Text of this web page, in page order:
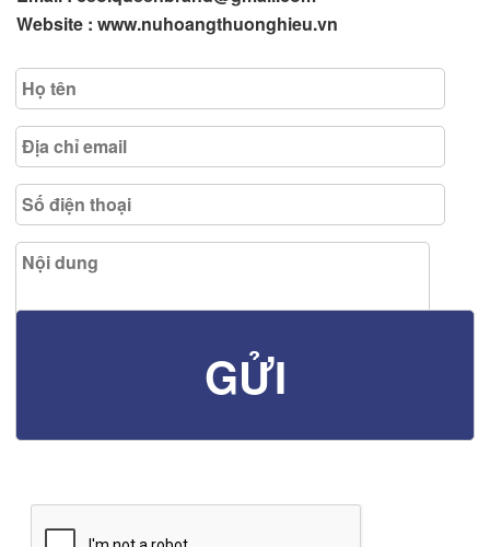
Website : www.nuhoangthuonghieu.vn